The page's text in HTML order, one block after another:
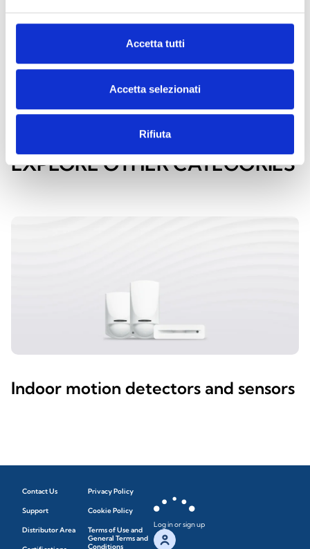
Accetta tutti
Accetta selezionati
Rifiuta
EXPLORE OTHER CATEGORIES
Indoor motion detectors and sensors
Contact Us
Support
Distributor Area
Privacy Policy
Cookie Policy
Terms of Use and
General Terms and
Conditions
Log in or sign up